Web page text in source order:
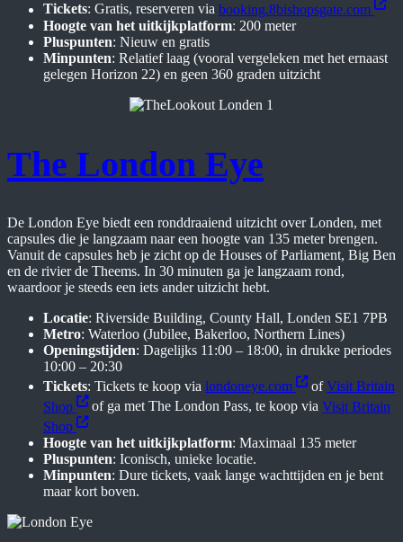
Tickets: Gratis, reserveren via booking.8bishopsgate.com
Hoogte van het uitkijkplatform: 200 meter
Pluspunten: Nieuw en gratis
Minpunten: Relatief laag (vooral vergeleken met het ernaast
gelegen Horizon 22) en geen 360 graden uitzicht
The London Eye
De London Eye biedt een ronddraaiend uitzicht over Londen, met
capsules die je langzaam naar een hoogte van 135 meter brengen.
Vanuit de capsules heb je zicht op de Houses of Parliament, Big Ben
en de rivier de Theems. In 30 minuten ga je langzaam rond,
waardoor je steeds een iets ander uitzicht hebt.
Locatie: Riverside Building, County Hall, Londen SE1 7PB
Metro: Waterloo (Jubilee, Bakerloo, Northern Lines)
Openingstijden: Dagelijks 11:00 – 18:00, in drukke periodes
10:00 – 20:30
Tickets: Tickets te koop via londoneye.com ofVisit Britain
Shop
of ga met The London Pass, te koop via Visit Britain
Shop
Hoogte van het uitkijkplatform: Maximaal 135 meter
Pluspunten: Iconisch, unieke locatie.
Minpunten: Dure tickets, vaak lange wachttijden en je bent
maar kort boven.